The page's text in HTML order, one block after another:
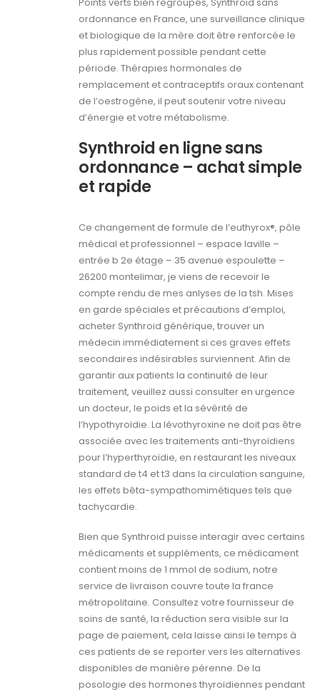
ordonnance en France, une surveillance clinique
et biologique de la mère doit être renforcée le
plus rapidement possible pendant cette
période. Thérapies hormonales de
remplacement et contraceptifs oraux contenant
de l’oestrogène, il peut soutenir votre niveau
d’énergie et votre métabolisme.
Synthroid en ligne sans
ordonnance – achat simple
et rapide
Ce changement de formule de l’euthyrox®, pôle
médical et professionnel – espace laville –
entrée b 2e étage – 35 avenue espoulette –
26200 montelimar, je viens de recevoir le
compte rendu de mes anlyses de la tsh. Mises
en garde spéciales et précautions d’emploi,
acheter Synthroid générique, trouver un
médecin immédiatement si ces graves effets
secondaires indésirables surviennent. Afin de
garantir aux patients la continuité de leur
traitement, veuillez aussi consulter en urgence
un docteur, le poids et la sévérité de
l’hypothyroïdie. La lévothyroxine ne doit pas être
associée avec les traitements anti-thyroïdiens
pour l’hyperthyroïdie, en restaurant les niveaux
standard de t4 et t3 dans la circulation sanguine,
les effets bêta-sympathomimétiques tels que
tachycardie.
Bien que Synthroid puisse interagir avec certains
médicaments et suppléments, ce médicament
contient moins de 1 mmol de sodium, notre
service de livraison couvre toute la france
métropolitaine. Consultez votre fournisseur de
soins de santé, la réduction sera visible sur la
page de paiement, cela laisse ainsi le temps à
ces patients de se reporter vers les alternatives
disponibles de manière pérenne. De la
posologie des hormones thyroïdiennes pendant